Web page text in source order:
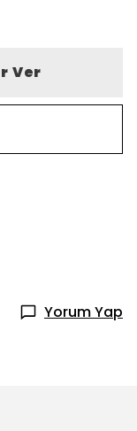
Ver
Yorum Yap